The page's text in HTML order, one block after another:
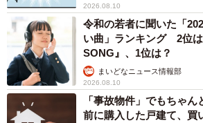
2026.08.10
令和の若者に聞いた「
い曲」ランキング 2位
SONG』、1位は？
まいどなニュース情報部
2026.08.10
「事故物件」でもちゃ
前に購入した戸建て、